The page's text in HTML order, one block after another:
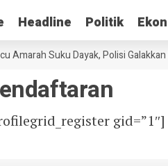
Headline Politik
Headline Politik
Amarah Suku Dayak, Polisi
gid=”1″]